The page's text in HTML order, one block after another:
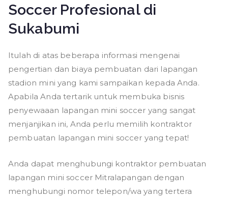
Soccer Profesional di
Sukabumi
Itulah di atas beberapa informasi mengenai
pengertian dan biaya pembuatan dari lapangan
stadion mini yang kami sampaikan kepada Anda.
Apabila Anda tertarik untuk membuka bisnis
penyewaaan lapangan mini soccer yang sangat
menjanjikan ini, Anda perlu memilih kontraktor
pembuatan lapangan mini soccer yang tepat!
Anda dapat menghubungi kontraktor pembuatan
lapangan mini soccer Mitralapangan dengan
menghubungi nomor telepon/wa yang tertera